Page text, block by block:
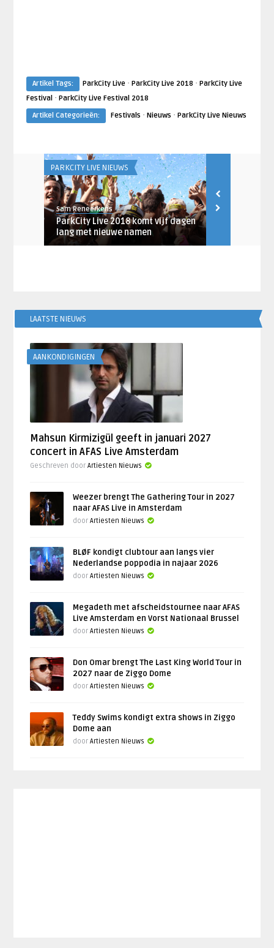
Artikel Tags: ParkCity Live· ParkCity Live 2018 · ParkCity Live
Festival· ParkCity Live Festival 2018
Artikel Categorieën:
Festivals · Nieuws · ParkCity Live Nieuws
PARKCITY LIVE NIEUWS
Sam Reneerkens
ParkCity Live 2018 komt vijf dagen
lang met nieuwe namen
LAATSTE NIEUWS
AANKONDIGINGEN
Mahsun Kirmizigül geeft in januari 2027
concert in AFAS Live Amsterdam
Geschreven doorArtiesten Nieuws
Weezer brengt The Gathering Tour in 2027
naar AFAS Live in Amsterdam
doorArtiesten Nieuws
BLØF kondigt clubtour aan langs vier
Nederlandse poppodia in najaar 2026
doorArtiesten Nieuws
Megadeth met afscheidstournee naar AFAS
Live Amsterdam en Vorst Nationaal Brussel
doorArtiesten Nieuws
Don Omar brengt The Last King World Tour in
2027 naar de Ziggo Dome
doorArtiesten Nieuws
Teddy Swims kondigt extra shows in Ziggo
Dome aan
doorArtiesten Nieuws